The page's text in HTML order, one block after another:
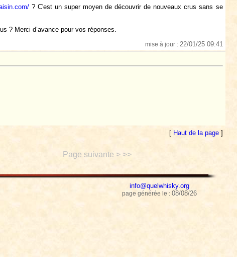
? C'est un super moyen de découvrir de nouveaux crus sans se
? Merci d’avance pour vos réponses.
mise à jour : 22/01/25 09:41
[ Haut de la page]
Page suivante > >>
info@quelwhisky.org
page générée le : 08/08/26